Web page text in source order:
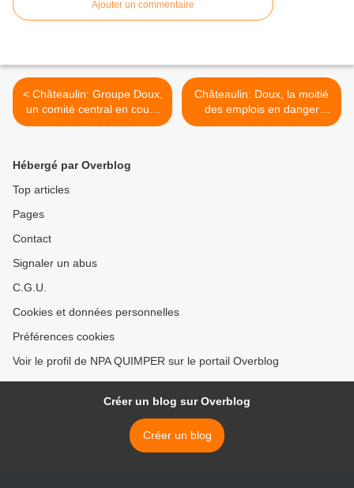
Ajouter un commentaire
< Châteaulin: Groupe Doux,
un comité central en cours
(Le Tél)
Châteaulin: Doux, la moitié
des emplois en danger
aujourd'hui (OF) >
Hébergé par Overblog
Top articles
Pages
Contact
Signaler un abus
C.G.U.
Cookies et données personnelles
Préférences cookies
Voir le profil de NPA QUIMPER sur le portail Overblog
Créer un blog sur Overblog
Créer un blog